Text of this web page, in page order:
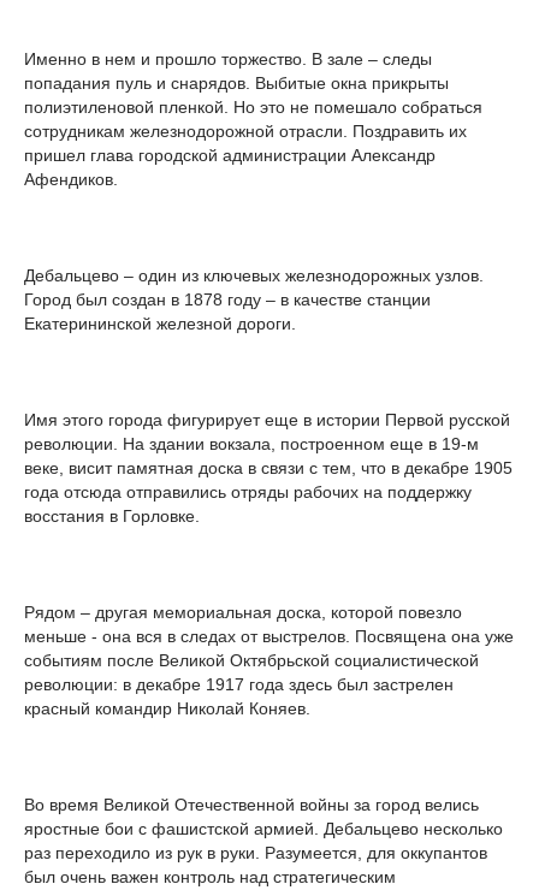
Именно в нем и прошло торжество. В зале – следы
попадания пуль и снарядов. Выбитые окна прикрыты
полиэтиленовой пленкой. Но это не помешало собраться
сотрудникам железнодорожной отрасли. Поздравить их
пришел глава городской администрации Александр
Афендиков.
Дебальцево – один из ключевых железнодорожных узлов.
Город был создан в 1878 году – в качестве станции
Екатерининской железной дороги.
Имя этого города фигурирует еще в истории Первой русской
революции. На здании вокзала, построенном еще в 19-м
веке, висит памятная доска в связи с тем, что в декабре 1905
года отсюда отправились отряды рабочих на поддержку
восстания в Горловке.
Рядом – другая мемориальная доска, которой повезло
меньше - она вся в следах от выстрелов. Посвящена она уже
событиям после Великой Октябрьской социалистической
революции: в декабре 1917 года здесь был застрелен
красный командир Николай Коняев.
Во время Великой Отечественной войны за город велись
яростные бои с фашистской армией. Дебальцево несколько
раз переходило из рук в руки. Разумеется, для оккупантов
был очень важен контроль над стратегическим